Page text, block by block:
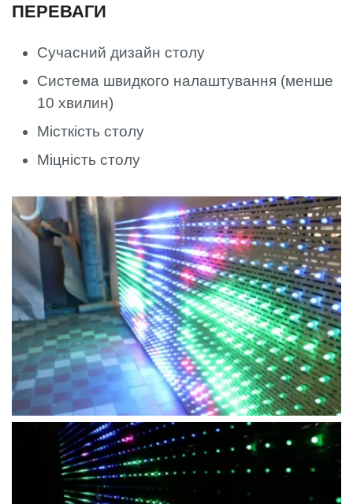
ПЕРЕВАГИ
Сучасний дизайн столу
Система швидкого налаштування (менше
10 хвилин)
Місткість столу
Міцність столу